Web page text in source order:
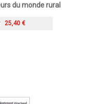
du monde rural
25,40 €